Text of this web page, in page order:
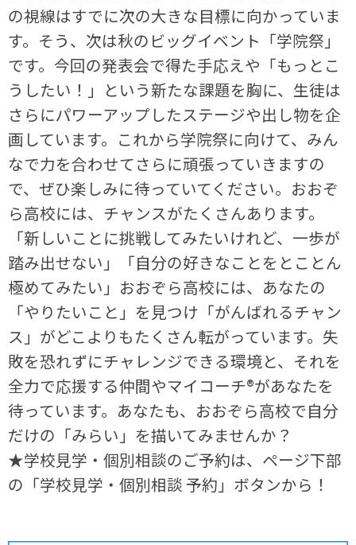
の視線はすでに次の大きな目標に向かっていま
す。そう、次は秋のビッグイベント「学院祭」
です。今回の発表会で得た手応えや「もっとこ
うしたい！」という新たな課題を胸に、生徒は
さらにパワーアップしたステージや出し物を企
画しています。これから学院祭に向けて、みん
なで力を合わせてさらに頑張っていきますの
で、ぜひ楽しみに待っていてください。おおぞ
ら高校には、チャンスがたくさんあります。
「新しいことに挑戦してみたいけれど、一歩が
踏み出せない」「自分の好きなことをとことん
極めてみたい」おおぞら高校には、あなたの
「やりたいこと」を見つけ「がんばれるチャン
ス」がどこよりもたくさん転がっています。失
敗を恐れずにチャレンジできる環境と、それを
全力で応援する仲間やマイコーチ®があなたを
待っています。あなたも、おおぞら高校で自分
だけの「みらい」を描いてみませんか？
★学校見学・個別相談のご予約は、ページ下部
の「学校見学・個別相談 予約」ボタンから！